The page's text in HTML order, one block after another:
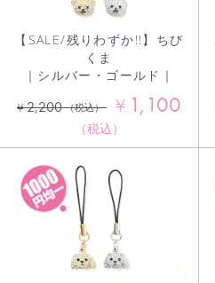
【SALE/残りわずか!!】ちび
くま
｜シルバー・ゴールド｜
¥2,200 （税込） ¥ 1,100
（税込）